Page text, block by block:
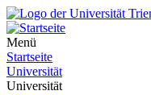
Menü
Startseite
Universität
Universität